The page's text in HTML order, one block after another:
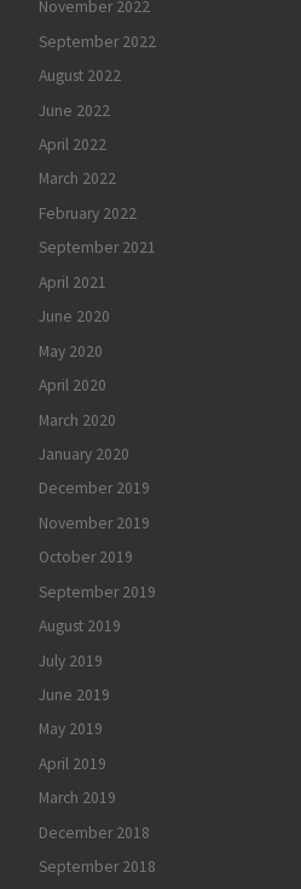
November 2022
September 2022
August 2022
June 2022
April 2022
March 2022
February 2022
September 2021
April 2021
June 2020
May 2020
April 2020
March 2020
January 2020
December 2019
November 2019
October 2019
September 2019
August 2019
July 2019
June 2019
May 2019
April 2019
March 2019
December 2018
September 2018